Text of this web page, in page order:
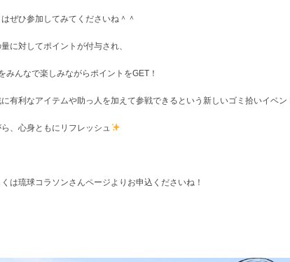
ぜひ参加してみてくださいね＾＾
に対してポイントが付与され、
んなで楽しみながらポイントをGET！
有利なアイテムや助っ人を加えて参戦できるという新しいゴミ拾いイベ
、心身ともにリフレッシュ
は琉球コラソンさんページよりお申込くださいね！